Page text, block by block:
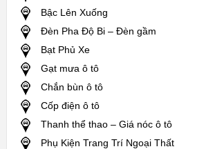
Bậc Lên Xuống
Đèn Pha Độ Bi – Đèn gầm
Bạt Phủ Xe
Gạt mưa ô tô
Chắn bùn ô tô
Cốp điện ô tô
Thanh thể thao – Giá nóc ô tô
Phụ Kiện Trang Trí Ngoại Thất